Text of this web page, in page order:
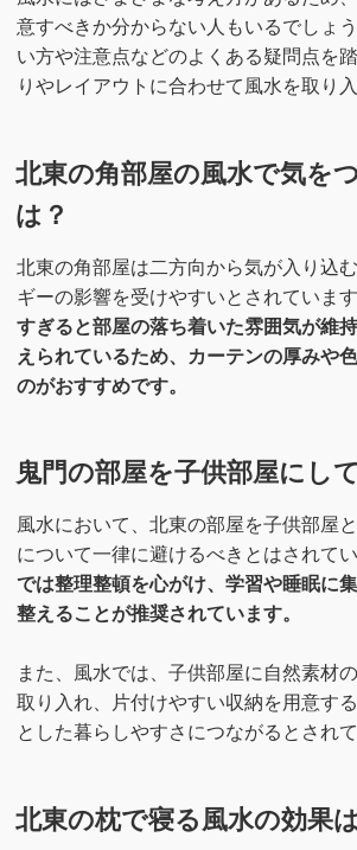
意すべきか分からない人もいるでしょ
い方や注意点などのよくある疑問点を
りやレイアウトに合わせて風水を取り入
北東の角部屋の風水で気を
は？
北東の角部屋は二方向から気が入り込
ギーの影響を受けやすいとされています
すぎると部屋の落ち着いた雰囲気が維
えられているため、カーテンの厚みや
のがおすすめです。
鬼門の部屋を子供部屋にし
風水において、北東の部屋を子供部屋
について一律に避けるべきとはされてい
では整理整頓を心がけ、学習や睡眠に
整えることが推奨されています。
また、風水では、子供部屋に自然素材
取り入れ、片付けやすい収納を用意す
とした暮らしやすさにつながるとされて
北東の枕で寝る風水の効果